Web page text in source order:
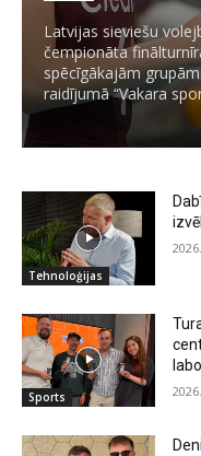
Latvijas sieviešu
čempionāta
spēcīgākajām
raidījumā “Vakara
Tehnoloģijas
Sports